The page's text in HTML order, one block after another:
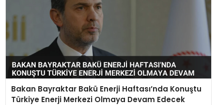
SAĞLIK
EĞITIM
SPOR
EKONOMI
Bakan Bayraktar Bakü Enerji Haftası’nda Konuştu
Türkiye Enerji Merkezi Olmaya Devam Edecek